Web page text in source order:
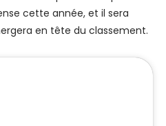
cette année, et il sera
en tête du classement.